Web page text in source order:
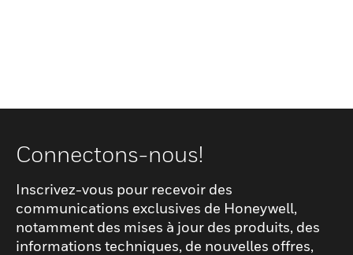
Connectons-nous!
Inscrivez-vous pour recevoir des
communications exclusives de Honeywell,
notamment des mises à jour des produits, des
informations techniques, de nouvelles offres,